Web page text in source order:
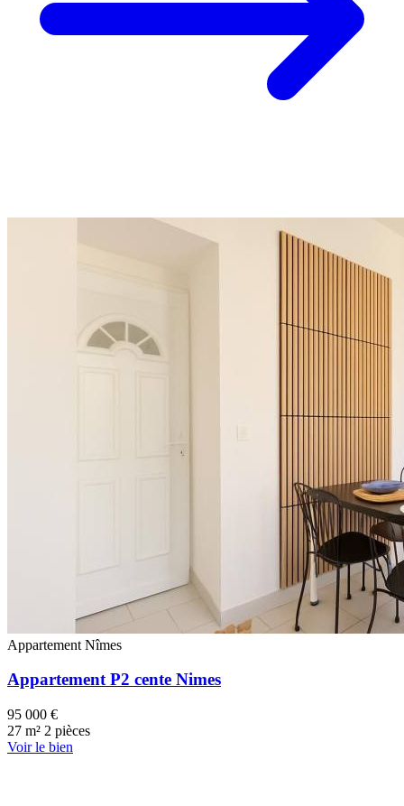
Appartement Nîmes
Appartement P2 cente Nimes
95 000 €
27 m² 2 pièces
Voir le bien